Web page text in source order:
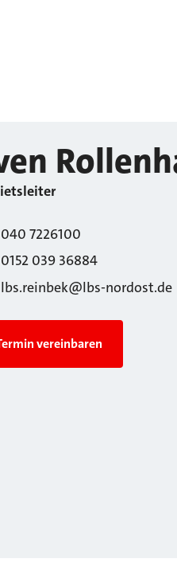
040 7226100
0152 039 36884
lbs.reinbek@lbs-nordost.de
vereinbaren